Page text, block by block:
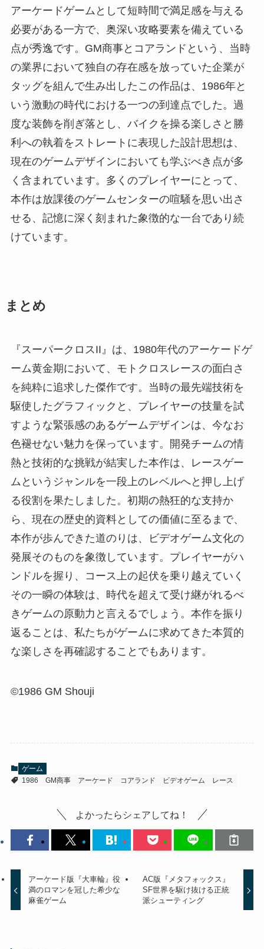
アーケードゲームとして短時間で満足感を与える
必要がある一方で、奥深い攻略要素を備えている
点が秀逸です。GM商事とコアランドという、当時
の業界において独自の存在感を放っていた企業が
タッグを組んで生み出したこの作品は、1986年と
いう激動の時代における一つの到達点でした。過
度な装飾を削ぎ落とし、バイクを操る楽しさと勝
利への執着をストレートに表現した設計思想は、
現在のゲームデザインにおいても学ぶべき点が多
く含まれています。多くのプレイヤーにとって、
本作は放課後のゲームセンターの喧騒を思い出さ
せる、記憶に深く刻まれた象徴的な一台であり続
けています。
まとめ
『スーパークロスII』は、1980年代のアーケードゲ
ーム黄金期において、モトクロスレースの面白さ
を純粋に追求した傑作です。当時の最先端技術を
駆使したグラフィックと、プレイヤーの技量を試
すような緊張感のあるゲームデザインは、今なお
色褪せない魅力を保っています。開発チームの情
熱と技術的な挑戦が結実した本作は、レースゲー
ムというジャンルを一段上のレベルへと押し上げ
る役割を果たしました。初期の熱狂的な支持か
ら、現在の歴史的資料としての価値に至るまで、
本作が歩んできた道のりは、ビデオゲーム文化の
発展そのものを象徴しています。プレイヤーがハ
ンドルを握り、コース上の起伏を乗り越えていく
その一瞬の体験は、時代を超えて受け継がれるべ
きゲームの原動力と言えるでしょう。本作を振り
返ることは、私たちがゲームに求めてきた本質的
な楽しさを再確認することでもあります。
©1986 GM Shouji
ゲーム
1986
GM商事 アーケード コアランド ビデオゲーム レース
よかったらシェアしてね！
アーケード版『大車輪』役
満のロマンを冠した希少な
麻雀ゲーム
AC版『メタフォックス』
SF世界を駆け抜ける正統
派シューティング